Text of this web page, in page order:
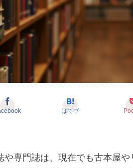
はてブ
や専門誌は、現在でも古本屋